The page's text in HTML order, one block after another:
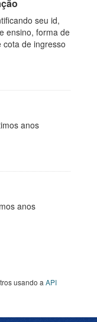
seu id,
ensino, forma de
de ingresso
anos
anos
usando a API